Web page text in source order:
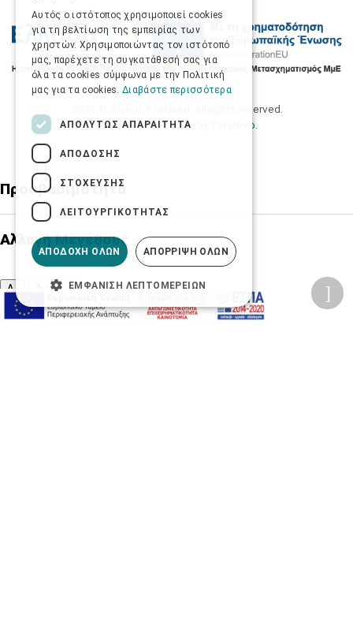
2026 © Δίγκας Γ. Ιατρικά. All rights reserved.
Developed with care by
Totalweb
Προσβασιμότητα
Αλλαγή Μεγέθους
A-
A
Αλλαγή Γραμματοσειράς
Αυτός ο ιστότοπος χρησιμοποιεί cookies
για τη βελτίωση της εμπειρίας των
χρηστών. Χρησιμοποιώντας τον ιστότοπό
μας, παρέχετε τη συγκατάθεσή σας για
όλα τα cookies σύμφωνα με την Πολιτική
μας για τα cookies. Διαβάστε περισσότερα
ΑΠΟΛΎΤΩΣ ΑΠΑΡΑΊΤΗΤΑ
ΑΠΌΔΟΣΗΣ
ΣΤΌΧΕΥΣΗΣ
ΛΕΙΤΟΥΡΓΙΚΌΤΗΤΑΣ
ΑΠΟΔΟΧΉ ΌΛΩΝ ΑΠΌΡΡΙΨΗ ΌΛΩΝ
ΕΜΦΆΝΙΣΗ ΛΕΠΤΟΜΕΡΕΙΏΝ